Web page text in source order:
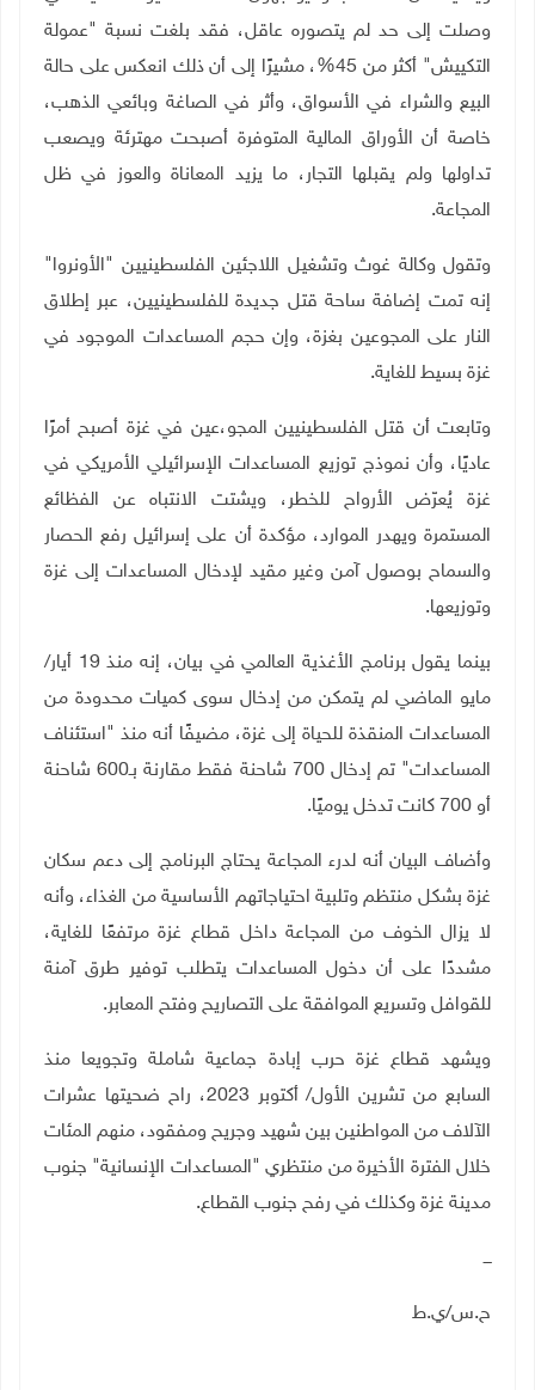
وصلت إلى حد لم يتصوره عاقل، فقد بلغت نسبة "عمولة
التكييش" أكثر من 45%، مشيرًا إلى أن ذلك انعكس على حالة
البيع والشراء في الأسواق، وأثر في الصاغة وبائعي الذهب،
خاصة أن الأوراق المالية المتوفرة أصبحت مهترئة ويصعب
تداولها ولم يقبلها التجار، ما يزيد المعاناة والعوز في ظل
المجاعة.
وتقول وكالة غوث وتشغيل اللاجئين الفلسطينيين "الأونروا"
إنه تمت إضافة ساحة قتل جديدة للفلسطينيين، عبر إطلاق
النار على المجوعين بغزة، وإن حجم المساعدات الموجود في
غزة بسيط للغاية.
وتابعت أن قتل الفلسطينيين المجو،عين في غزة أصبح أمرًا
عاديًا، وأن نموذج توزيع المساعدات الإسرائيلي الأمريكي في
غزة يُعرّض الأرواح للخطر، ويشتت الانتباه عن الفظائع
المستمرة ويهدر الموارد، مؤكدة أن على إسرائيل رفع الحصار
والسماح بوصول آمن وغير مقيد لإدخال المساعدات إلى غزة
وتوزيعها.
بينما يقول برنامج الأغذية العالمي في بيان، إنه منذ 19 أيار/
مايو الماضي لم يتمكن من إدخال سوى كميات محدودة من
المساعدات المنقذة للحياة إلى غزة، مضيفًا أنه منذ "استئناف
المساعدات" تم إدخال 700 شاحنة فقط مقارنة بـ600 شاحنة
أو 700 كانت تدخل يوميًا
.
وأضاف البيان أنه لدرء المجاعة يحتاج البرنامج إلى دعم سكان
غزة بشكل منتظم وتلبية احتياجاتهم الأساسية من الغذاء، وأنه
لا يزال الخوف من المجاعة داخل قطاع غزة مرتفعًا للغاية،
مشددًا على أن دخول المساعدات يتطلب توفير طرق آمنة
للقوافل وتسريع الموافقة على التصاريح وفتح المعابر.
ويشهد قطاع غزة حرب إبادة جماعية شاملة وتجويعا منذ
السابع من تشرين الأول/ أكتوبر 2023، راح ضحيتها عشرات
الآلاف من المواطنين بين شهيد وجريح ومفقود، منهم المئات
خلال الفترة الأخيرة من منتظري "المساعدات الإنسانية" جنوب
مدينة غزة وكذلك في رفح جنوب القطاع.
ـــ
ح.س/ي.ط